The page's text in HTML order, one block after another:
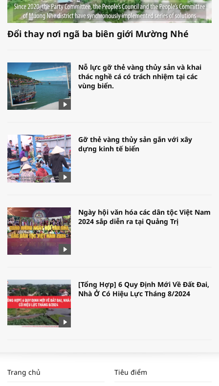
Đổi thay nơi ngã ba biên giới Mường Nhé
Nỗ lực gỡ thẻ vàng thủy sản và khai
thác nghề cá có trách nhiệm tại các
vùng biển.
Gỡ thẻ vàng thủy sản gắn với xây
dựng kinh tế biển
Ngày hội văn hóa các dân tộc Việt Nam
2024 sắp diễn ra tại Quảng Trị
[Tổng Hợp] 6 Quy Định Mới Về Đất Đai,
Nhà Ở Có Hiệu Lực Tháng 8/2024
NAM NĂM 2024 VÀ NĂM 2025 | NHỊP
ĐẬP THỊ TRƯỜNG #62
Trang chủ Tiêu điểm